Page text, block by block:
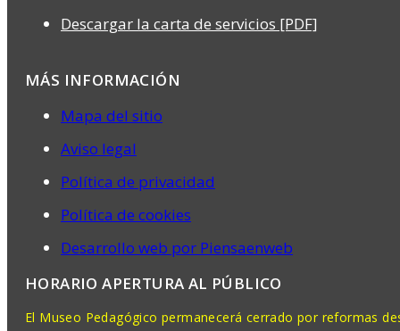
Descargar la carta de servicios [PDF]
MÁS INFORMACIÓN
Mapa del sitio
Aviso legal
Política de privacidad
Política de cookies
Desarrollo web por Piensaenweb
HORARIO APERTURA AL PÚBLICO
El Museo Pedagógico permanecerá cerrado por reformas